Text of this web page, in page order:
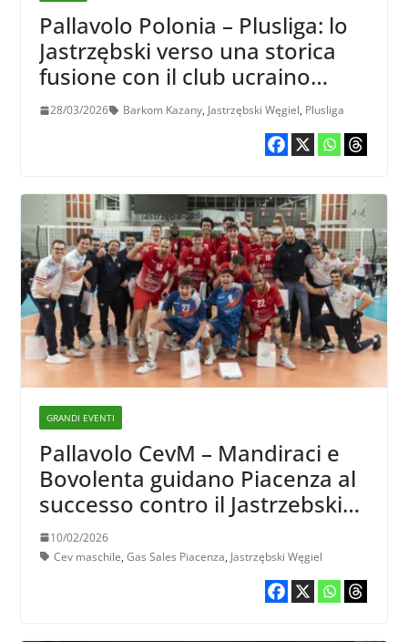
Pallavolo Polonia – Plusliga: lo
Jastrzębski verso una storica
fusione con il club ucraino
Barkom-Kazhany
28/03/2026 Barkom Kazany, Jastrzębski Węgiel, Plusliga
GRANDI EVENTI
Pallavolo CevM – Mandiraci e
Bovolenta guidano Piacenza al
successo contro il Jastrzebski
Wegiel
10/02/2026
Cev maschile, Gas Sales Piacenza, Jastrzębski Węgiel